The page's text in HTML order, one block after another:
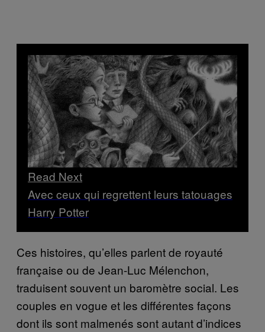
Read Next
Avec ceux qui regrettent leurs tatouages
Harry Potter
Ces histoires, qu’elles parlent de royauté
française ou de Jean-Luc Mélenchon,
traduisent souvent un baromètre social. Les
couples en vogue et les différentes façons
dont ils sont malmenés sont autant d’indices